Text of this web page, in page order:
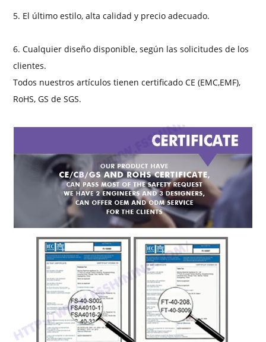
5. El último estilo, alta calidad y precio adecuado.
6. Cualquier diseño disponible, según las solicitudes de los
clientes.
Todos nuestros artículos tienen certificado CE (EMC,EMF),
RoHS, GS de SGS.